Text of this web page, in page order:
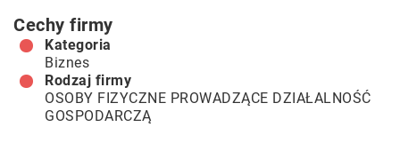
Cechy firmy
Kategoria
Biznes
Rodzaj firmy
OSOBY FIZYCZNE PROWADZĄCE DZIAŁALNOŚĆ
GOSPODARCZĄ